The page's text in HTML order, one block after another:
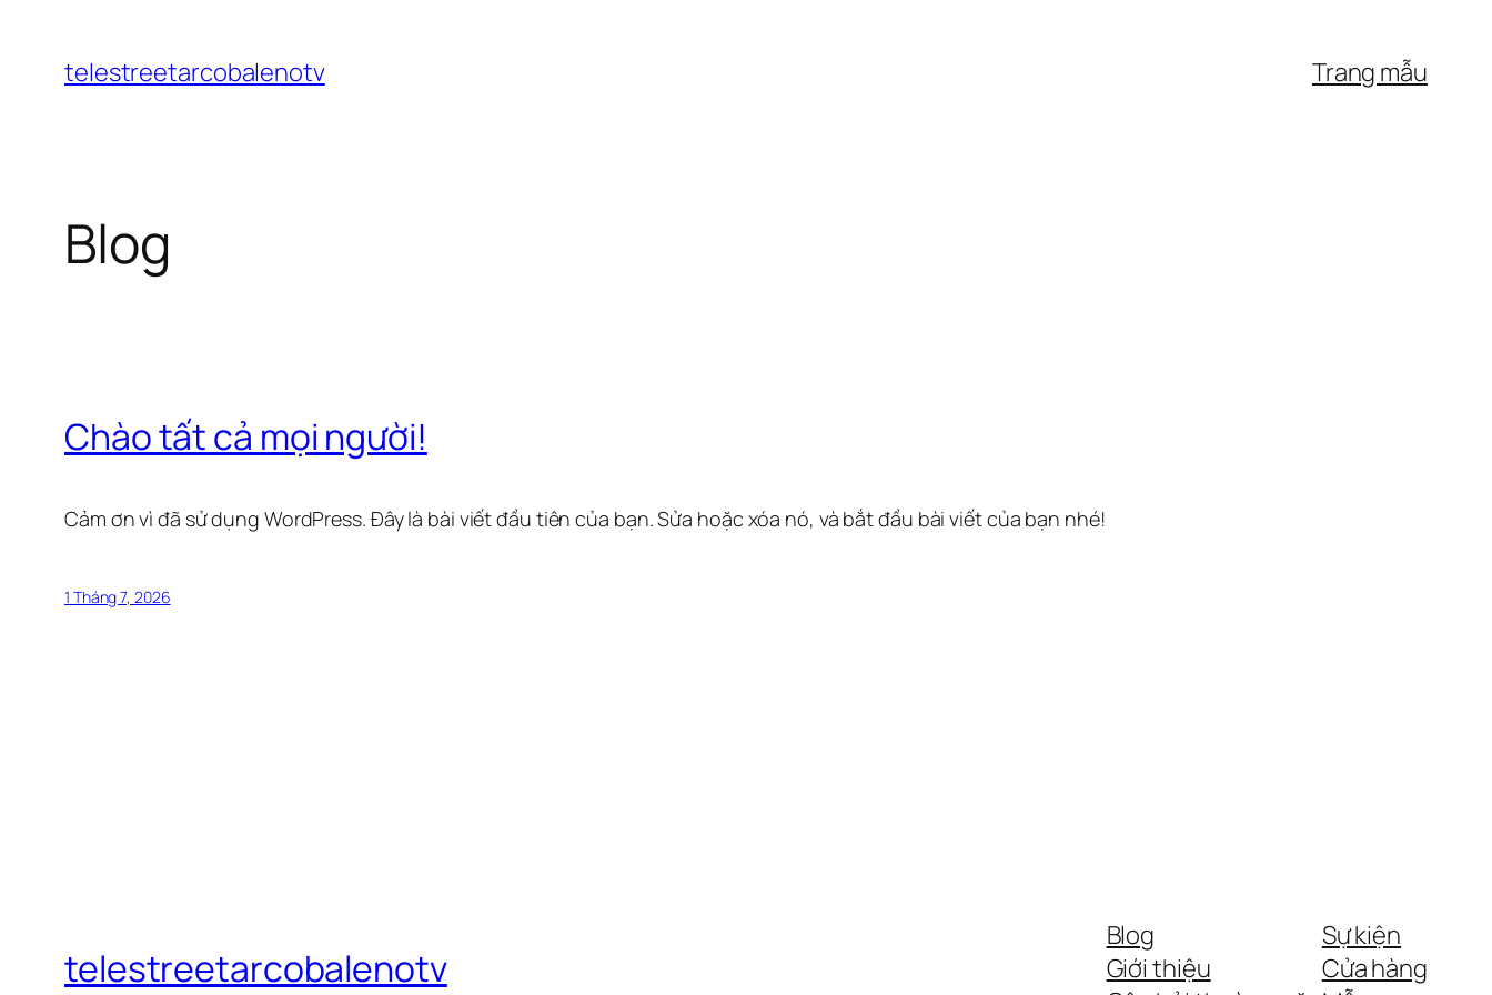
telestreetarcobalenotv Trang mẫu
Blog
Chào tất cả mọi người!
Cảm ơn vì đã sử dụng WordPress. Đây là bài viết đầu tiên của bạn. Sửa hoặc xóa nó, và bắt đầu bài viết của bạn nhé!
1 Tháng 7, 2026
telestreetarcobalenotv
Blog
Giới thiệu
Sự kiện
Cửa hàng